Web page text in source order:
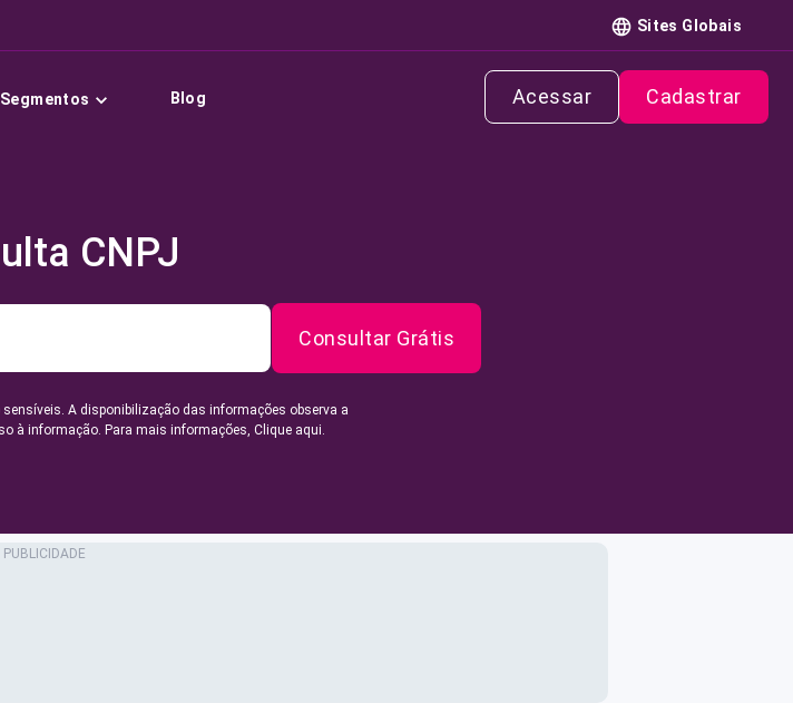
Sites Globais
Segmentos Blog Acessar Cadastrar
CNPJ
Consultar Grátis
A disponibilização das informações observa a
à informação. Para mais informações, Clique aqui.